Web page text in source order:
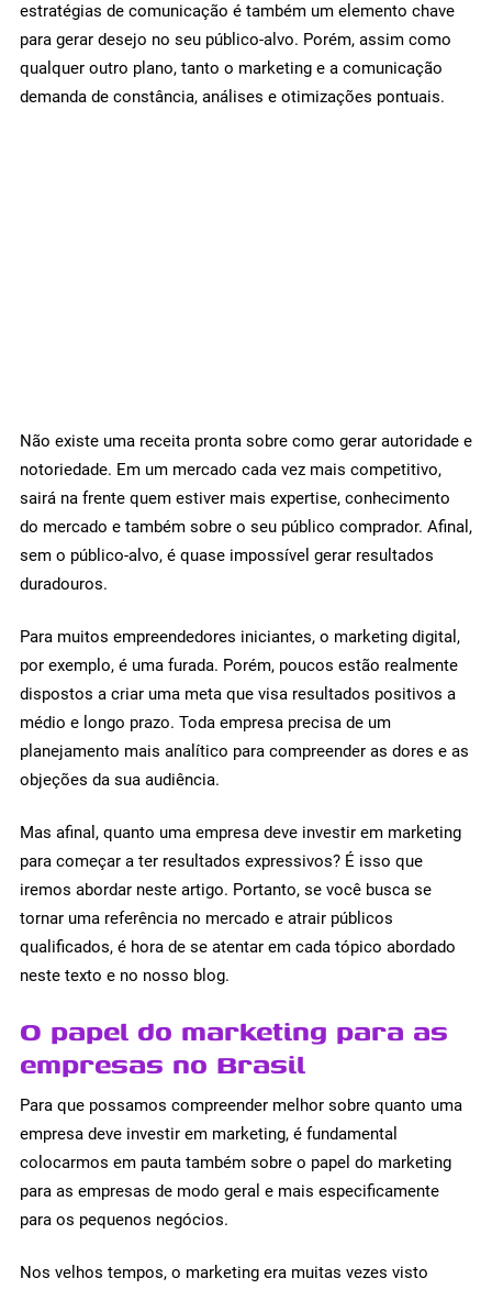
estratégias de comunicação é também um elemento chave
para gerar desejo no seu público-alvo. Porém, assim como
qualquer outro plano, tanto o marketing e a comunicação
demanda de constância, análises e otimizações pontuais.
Não existe uma receita pronta sobre como gerar autoridade e
notoriedade. Em um mercado cada vez mais competitivo,
sairá na frente quem estiver mais expertise, conhecimento
do mercado e também sobre o seu público comprador. Afinal,
sem o público-alvo, é quase impossível gerar resultados
duradouros.
Para muitos empreendedores iniciantes, o marketing digital,
por exemplo, é uma furada. Porém, poucos estão realmente
dispostos a criar uma meta que visa resultados positivos a
médio e longo prazo. Toda empresa precisa de um
planejamento mais analítico para compreender as dores e as
objeções da sua audiência.
Mas afinal, quanto uma empresa deve investir em marketing
para começar a ter resultados expressivos? É isso que
iremos abordar neste artigo. Portanto, se você busca se
tornar uma referência no mercado e atrair públicos
qualificados, é hora de se atentar em cada tópico abordado
neste texto e no nosso blog.
O papel do marketing para as
empresas no Brasil
Para que possamos compreender melhor sobre quanto uma
empresa deve investir em marketing, é fundamental
colocarmos em pauta também sobre o papel do marketing
para as empresas de modo geral e mais especificamente
para os pequenos negócios.
Nos velhos tempos, o marketing era muitas vezes visto